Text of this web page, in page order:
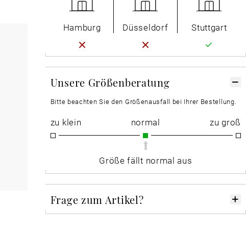
Hamburg Düsseldorf Stuttgart
Unsere Größenberatung
Bitte beachten Sie den Größenausfall bei Ihrer Bestellung.
zu klein normal zu groß
Größe fällt normal aus
Frage zum Artikel?